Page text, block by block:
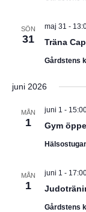
SÖN
31 Träna
maj 31 -
Gårdstens
juni 2026
MÅN
1 Gym
juni 1 -
MÅN
1
juni 1 -
Gårdstens